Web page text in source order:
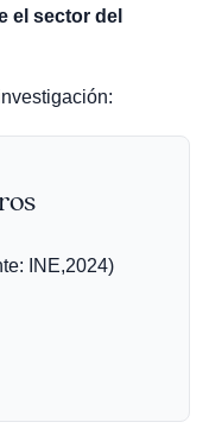
el sector del
INE,2024)